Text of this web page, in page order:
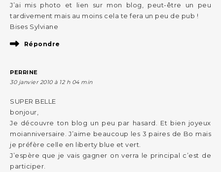
J’ai mis photo et lien sur mon blog, peut-être un peu
tardivement mais au moins cela te fera un peu de pub !
Bises Sylviane
Répondre
PERRINE
30 janvier 2010 à 12 h 04 min
SUPER BELLE
bonjour,
Je découvre ton blog un peu par hasard. Et bien joyeux
moianniversaire. J’aime beaucoup les 3 paires de Bo mais
je préfère celle en liberty blue et vert.
J’espère que je vais gagner on verra le principal c’est de
participer.